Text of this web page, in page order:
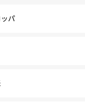
パ